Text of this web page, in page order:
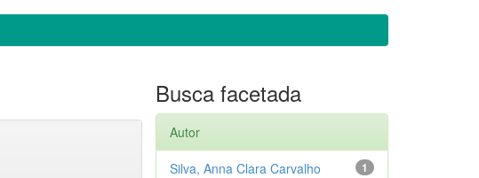
Busca facetada
Autor
1
Silva, Anna Clara Carvalho